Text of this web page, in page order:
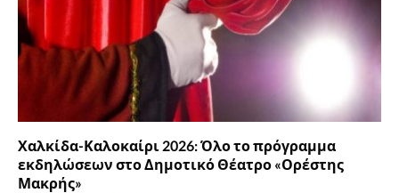
Χαλκίδα-Καλοκαίρι 2026: Όλο το πρόγραμμα
εκδηλώσεων στο Δημοτικό Θέατρο «Ορέστης
Μακρής»